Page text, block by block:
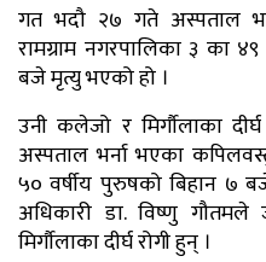
गत भदौ २७ गते अस्पताल
रामग्राम नगरपालिका ३ का
बजे मृत्यु भएको हो ।
उनी कलेजो र मिर्गौलाका
अस्पताल भर्ना भएका
५० वर्षीय पुरुषको बिहान ७
अधिकारी डा. विष्णु
मिर्गौलाका दीर्घ रोगी हुन् ।